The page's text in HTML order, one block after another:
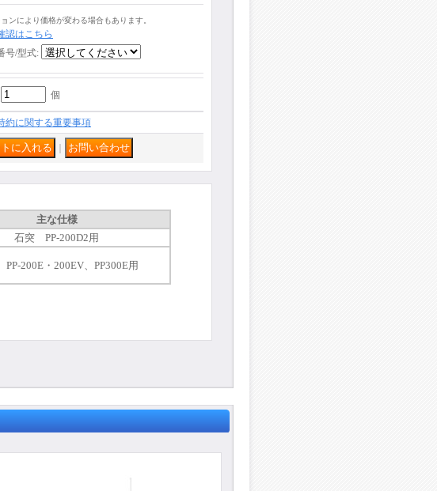
ンにより価格が変わる場合もあります。
認はこちら
号/型式:
個
約に関する重要事項
主な仕様
石突 PP-200D2用
PP-200E・200EV、PP300E用